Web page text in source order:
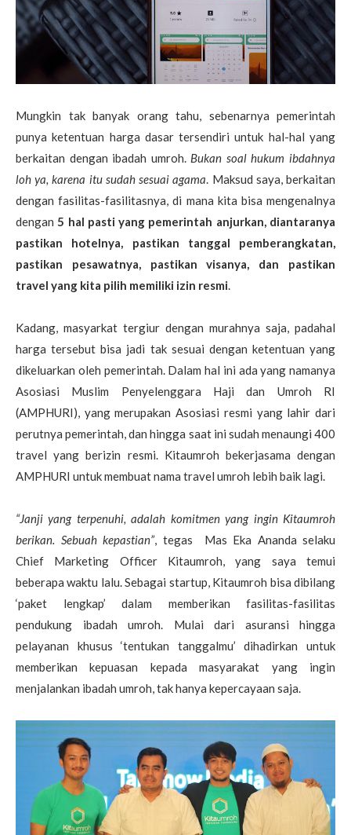
Mungkin tak banyak orang tahu, sebenarnya pemerintah
punya ketentuan harga dasar tersendiri untuk hal-hal yang
berkaitan dengan ibadah umroh. Bukan soal hukum ibdahnya
loh ya, karena itu sudah sesuai agama. Maksud saya, berkaitan
dengan fasilitas-fasilitasnya, di mana kita bisa mengenalnya
dengan5 hal pasti yang pemerintah anjurkan, diantaranya
pastikan hotelnya, pastikan tanggal pemberangkatan,
pastikan pesawatnya, pastikan visanya, dan pastikan
travel yang kita pilih memiliki izin resmi.
Kadang, masyarkat tergiur dengan murahnya saja, padahal
harga tersebut bisa jadi tak sesuai dengan ketentuan yang
dikeluarkan oleh pemerintah. Dalam hal ini ada yang namanya
Asosiasi Muslim Penyelenggara Haji dan Umroh RI
(AMPHURI), yang merupakan Asosiasi resmi yang lahir dari
perutnya pemerintah, dan hingga saat ini sudah menaungi 400
travel yang berizin resmi. Kitaumroh bekerjasama dengan
AMPHURI untuk membuat nama travel umroh lebih baik lagi.
“Janji yang terpenuhi, adalah komitmen yang ingin Kitaumroh
berikan. Sebuah kepastian”, tegas Mas Eka Ananda selaku
Chief Marketing Officer Kitaumroh, yang saya temui
beberapa waktu lalu. Sebagai startup, Kitaumroh bisa dibilang
‘paket lengkap’ dalam memberikan fasilitas-fasilitas
pendukung ibadah umroh. Mulai dari asuransi hingga
pelayanan khusus ‘tentukan tanggalmu’ dihadirkan untuk
memberikan kepuasan kepada masyarakat yang ingin
menjalankan ibadah umroh, tak hanya kepercayaan saja.